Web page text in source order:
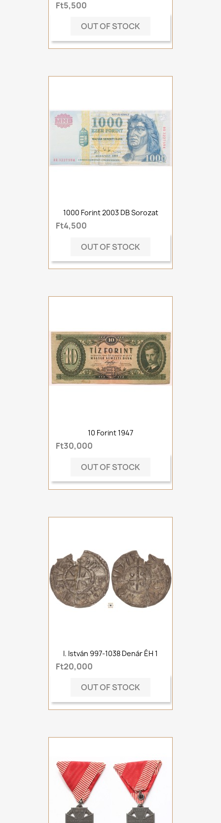
Ft5,500
OUT OF STOCK
1000 Forint 2003 DB Sorozat
Ft4,500
OUT OF STOCK
10 Forint 1947
Ft30,000
OUT OF STOCK
I. István 997-1038 Denár ÉH 1
Ft20,000
OUT OF STOCK